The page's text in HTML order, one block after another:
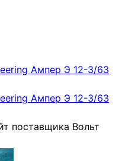
поставщика Вольт